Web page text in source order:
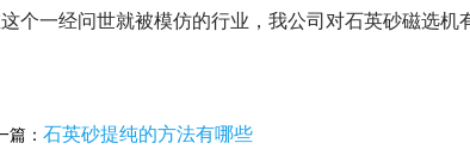
个一经问世就被模仿的行业，我公司对石英砂磁选机
篇： 石英砂提纯的方法有哪些